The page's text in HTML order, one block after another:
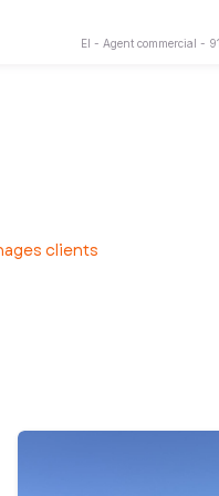
EI - Agent commercial -
clients